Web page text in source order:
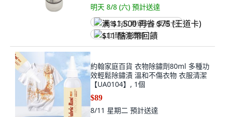
明天 8/8 (六) 預計送達
满 $1,500 再省 $75 (王道卡)
$11 酷澎幣回饋
約翰家庭百貨 衣物除鏽劑80ml 多種功
效輕鬆除鏽漬 溫和不傷衣物 衣服清潔
【UA0104】, 1個
$89
8/11 星期二 預計送達